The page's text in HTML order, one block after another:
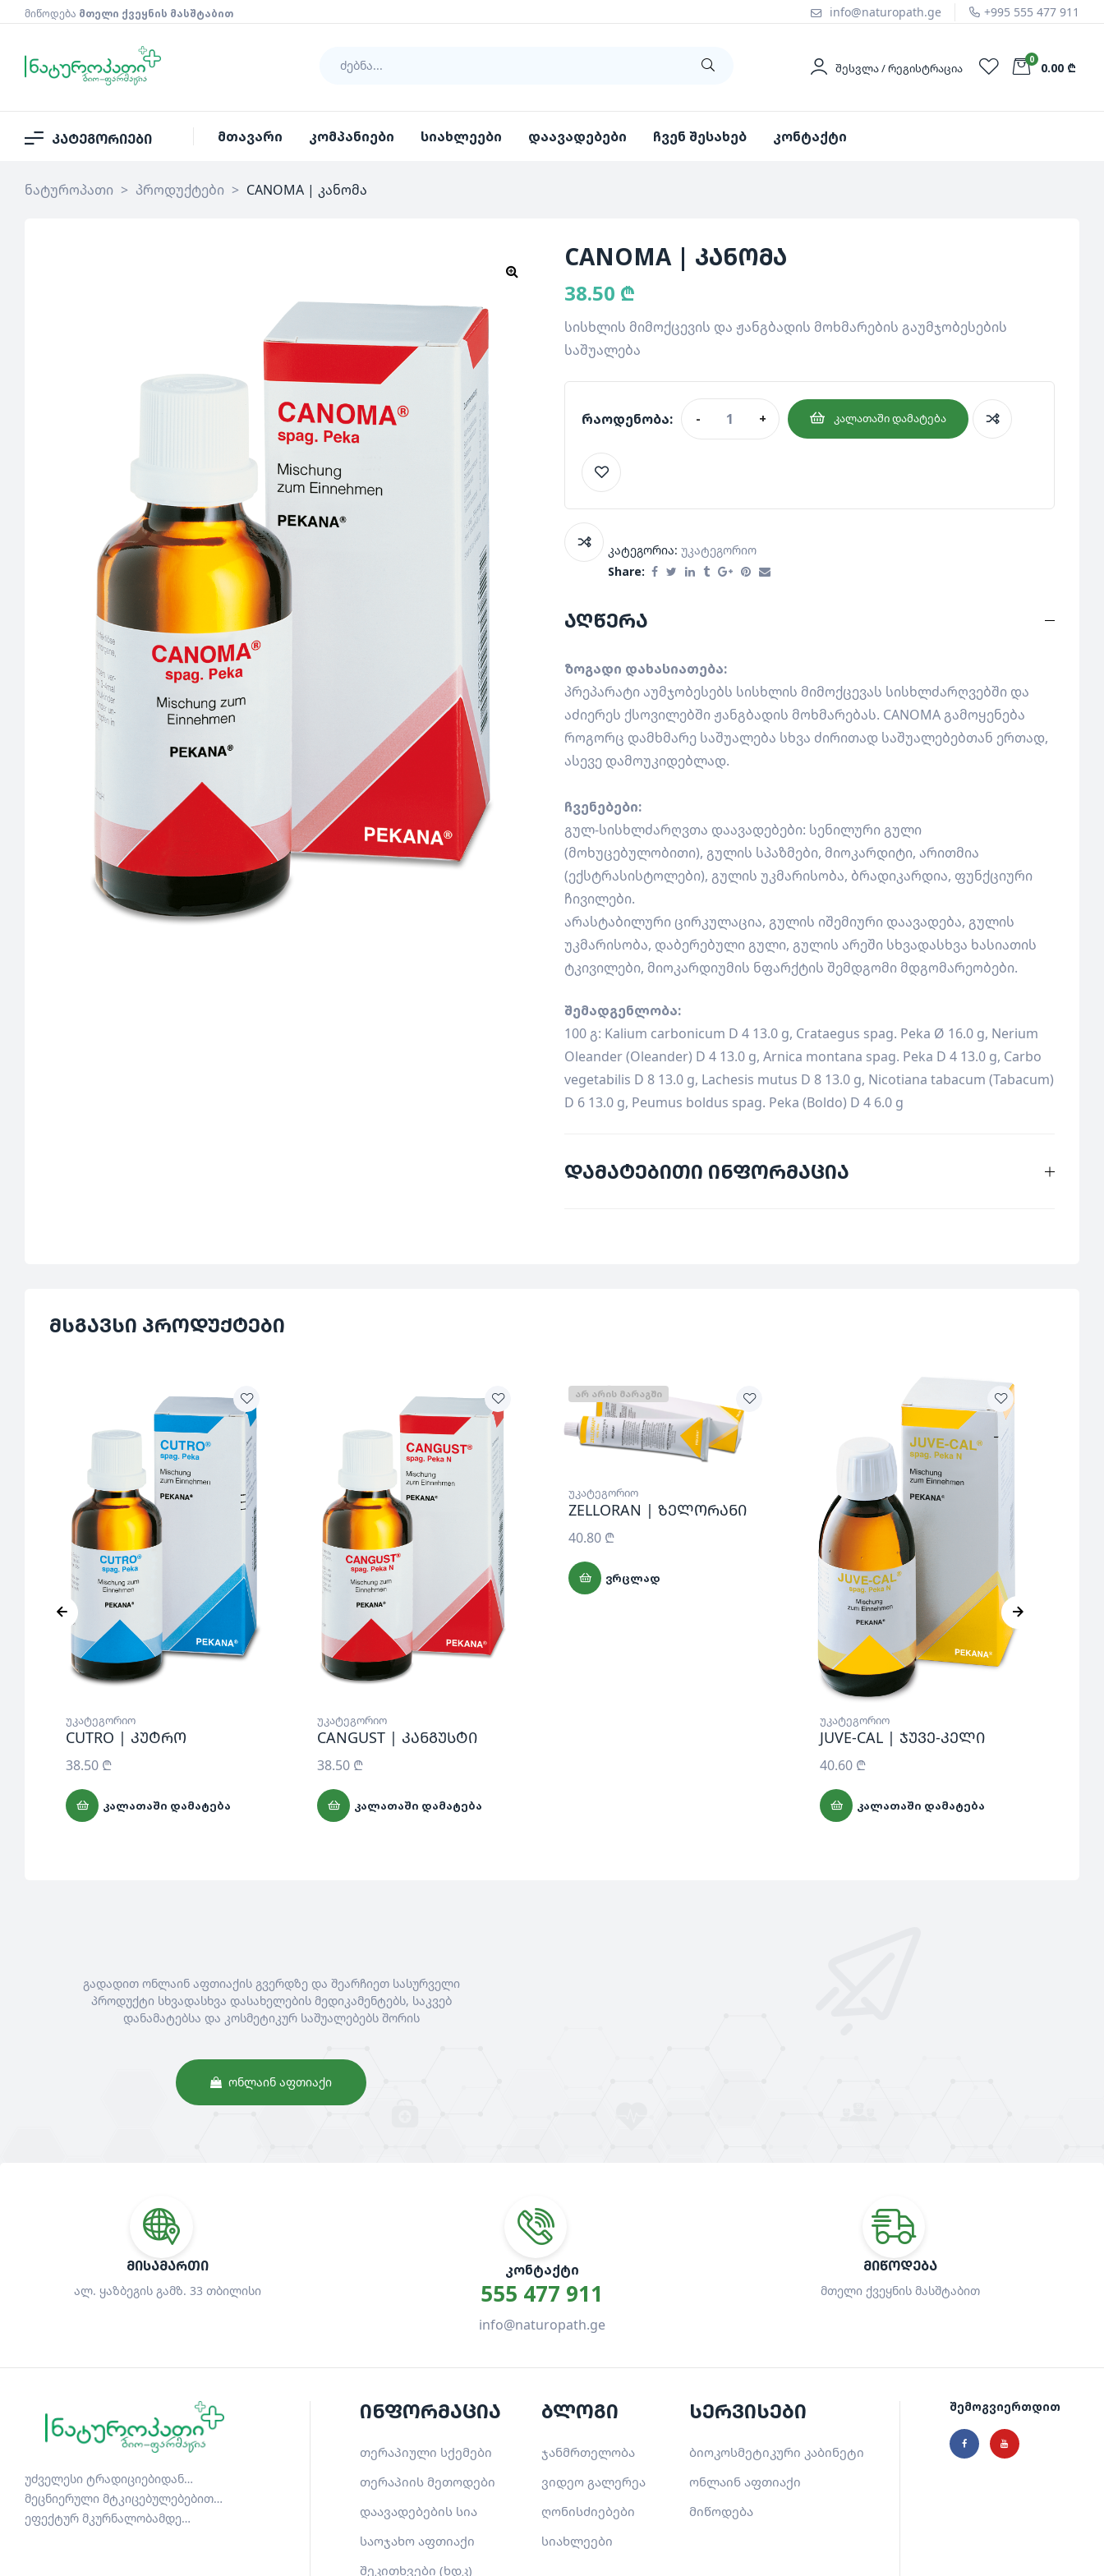
მიწოდება მთელი ქვეყნის მასშტაბით info@naturopath.ge +995 555 477 911
ᲨᲔᲡᲕᲚᲐ / ᲠᲔᲒᲘᲡᲢᲠᲐᲪᲘᲐ
0
0.00 ₾
კატეგორიები მთავარი კომპანიები სიახლეები დაავადებები ჩვენ შესახებ კონტაქტი
ნატუროპათი > პროდუქტები > CANOMA | კანომა
CANOMA | კანომა
38.50 ₾
სისხლის მიმოქცევის და ჟანგბადის მოხმარების გაუმჯობესების
საშუალება
რაოდენობა: - + ᲙᲐᲚᲐᲗᲐᲨᲘ ᲓᲐᲛᲐᲢᲔᲑᲐ
კატეგორია: Უკატეგორიო
Share:
აღწერა
ზოგადი დახასიათება:
პრეპარატი აუმჯობესებს სისხლის მიმოქცევას სისხლძარღვებში და
აძიერეს ქსოვილებში ჟანგბადის მოხმარებას. CANOMA გამოყენება
როგორც დამხმარე საშუალება სხვა ძირითად საშუალებებთან ერთად,
ასევე დამოუკიდებლად.
ჩვენებები:
გულ-სისხლძარღვთა დაავადებები: სენილური გული
(მოხუცებულობითი), გულის სპაზმები, მიოკარდიტი, არითმია
(ექსტრასისტოლები), გულის უკმარისობა, ბრადიკარდია, ფუნქციური
ჩივილები.
არასტაბილური ცირკულაცია, გულის იშემიური დაავადება, გულის
უკმარისობა, დაბერებული გული, გულის არეში სხვადასხვა ხასიათის
ტკივილები, მიოკარდიუმის ნფარქტის შემდგომი მდგომარეობები.
შემადგენლობა:
100 გ: Kalium carbonicum D 4 13.0 g, Crataegus spag. Peka Ø 16.0 g, Nerium
Oleander (Oleander) D 4 13.0 g, Arnica montana spag. Peka D 4 13.0 g, Carbo
vegetabilis D 8 13.0 g, Lachesis mutus D 8 13.0 g, Nicotiana tabacum (Tabacum)
D 6 13.0 g, Peumus boldus spag. Peka (Boldo) D 4 6.0 g
დამატებითი ინფორმაცია
მსგავსი პროდუქტები
უკატეგორიო
CUTRO | კუტრო
38.50 ₾
ᲙᲐᲚᲐᲗᲐᲨᲘ ᲓᲐᲛᲐᲢᲔᲑᲐ
უკატეგორიო
CANGUST | კანგუსტი
38.50 ₾
ᲙᲐᲚᲐᲗᲐᲨᲘ ᲓᲐᲛᲐᲢᲔᲑᲐ
ᲐᲠ ᲐᲠᲘᲡ ᲛᲐᲠᲐᲒᲨᲘ
უკატეგორიო
ZELLORAN | ზელორანი
40.80 ₾
ᲕᲠᲪᲚᲐᲓ
უკატეგორიო
JUVE-CAL | ჯუვე-კელი
40.60 ₾
ᲙᲐᲚᲐᲗᲐᲨᲘ ᲓᲐᲛᲐᲢᲔᲑᲐ
გადადით ონლაინ აფთიაქის გვერდზე და შეარჩიეთ სასურველი
პროდუქტი სხვადასხვა დასახელების მედიკამენტებს, საკვებ
დანამატებსა და კოსმეტიკურ საშუალებებს შორის
ᲝᲜᲚᲐᲘᲜ ᲐᲤᲗᲘᲐᲥᲘ
ᲛᲘᲡᲐᲛᲐᲠᲗᲘ
ალ. ყაზბეგის გამზ. 33 თბილისი
ᲙᲝᲜᲢᲐᲥᲢᲘ
555 477 911
info@naturopath.ge
ᲛᲘᲬᲝᲓᲔᲑᲐ
მთელი ქვეყნის მასშტაბით
უძველესი ტრადიციებიდან…
მეცნიერული მტკიცებულებებით…
ეფექტურ მკურნალობამდე…
ინფორმაცია
თერაპიული სქემები
თერაპიის მეთოდები
დაავადებების სია
საოჯახო აფთიაქი
შეკითხვები (ხდკ)
ბლოგი
ჯანმრთელობა
ვიდეო გალერეა
ღონისძიებები
სიახლეები
სერვისები
ბიოკოსმეტიკური კაბინეტი
ონლაინ აფთიაქი
მიწოდება
შემოგვიერთდით